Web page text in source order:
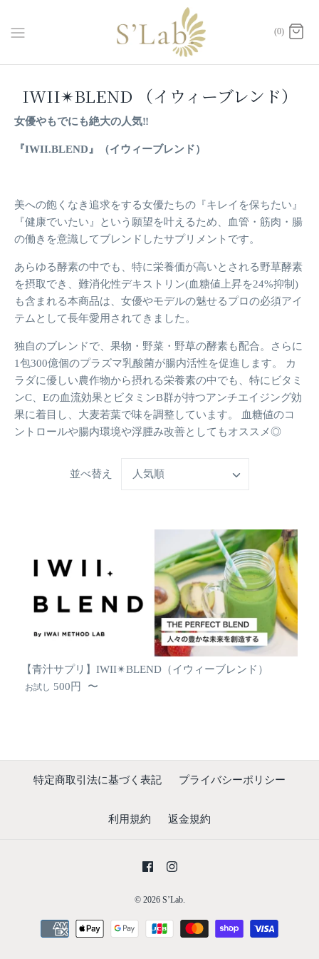
(0)
IWII✴︎BLEND （イウィーブレンド）
女優やもでにも絶大の人気‼️
『IWII.BLEND』（イウィーブレンド）
美への飽くなき追求をする女優たちの『キレイを保ちたい』
『健康でいたい』という願望を叶えるため、血管・筋肉・腸
の働きを意識してブレンドしたサプリメントです。
あらゆる酵素の中でも、特に栄養価が高いとされる野草酵素
を摂取でき、難消化性デキストリン(血糖値上昇を24%抑制)
も含まれる本商品は、女優やモデルの魅せるプロの必須アイ
テムとして長年愛用されてきました。
独自のブレンドで、果物・野菜・野草の酵素も配合。さらに
1包300億個のプラズマ乳酸菌が腸内活性を促進します。 カ
ラダに優しい農作物から摂れる栄養素の中でも、特にビタミ
ンC、Eの血流効果とビタミンB群が持つアンチエイジング効
果に着目し、大麦若葉で味を調整しています。 血糖値のコ
ントロールや腸内環境や浮腫み改善としてもオススメ◎
並べ替え 人気順
【青汁サプリ】IWII✴︎BLEND（イウィーブレンド）
お試し 500円 〜
特定商取引法に基づく表記 プライバシーポリシー
利用規約 返金規約
© 2026 S’Lab.